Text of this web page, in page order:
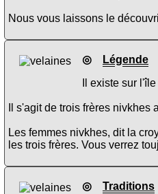
Nous vous laissons le
◎
Légende
Il existe sur
Il s'agit de trois frères
Les femmes nivkhes, dit la
les trois frères. Vous verrez
◎ Traditions